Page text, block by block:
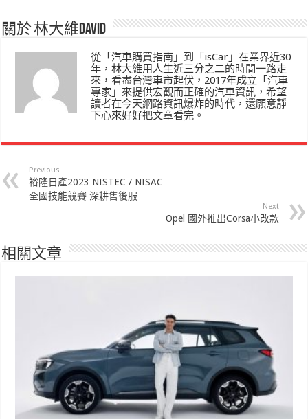
關於 林大維David
從「汽車購買指南」到「isCar」在業界近30
年，林大維用人生近三分之二的時間一路走
來，看盡台灣車市起伏，2017年成立「汽車
專家」來提供宏觀而正確的汽車資訊，希望
讀者在今天網路資訊爆炸的時代，還願意靜
下心來好好把文章看完。
Previous
裕隆日產2023 NISTEC / NISAC
全國技能競賽 深耕售後服
Next
Opel 國外推出Corsa小改款
相關文章